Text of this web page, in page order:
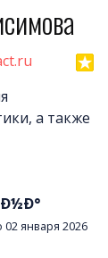
а также
января 2026